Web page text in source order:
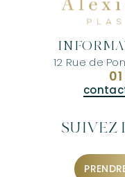
12 Rue de
SUIVEZ